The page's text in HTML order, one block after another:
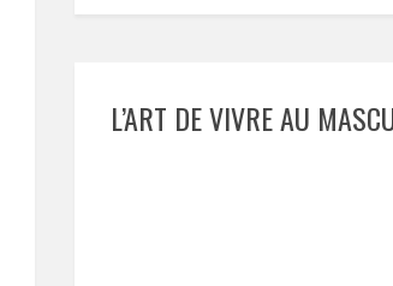
L’ART DE VIVRE AU